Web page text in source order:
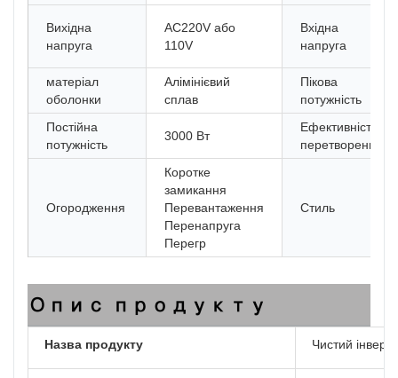
Вихідна
напруга
AC220V або
110V
Вхідна
напруга
матеріал
оболонки
Алімінієвий
сплав
Пікова
потужність
Постійна
потужність
3000 Вт
Ефективність
перетворення
Огородження
Коротке
замикання
Перевантаження
Перенапруга
Перегр
Стиль
Опис продукту
Назва продукту Чистий